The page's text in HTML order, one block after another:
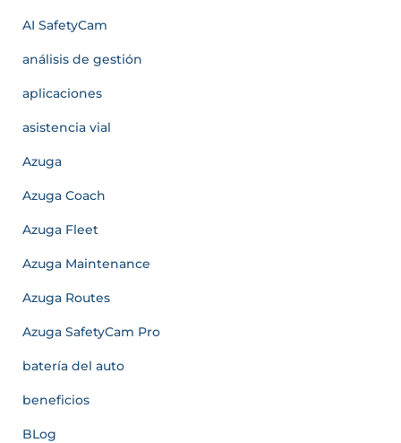
AI SafetyCam
análisis de gestión
aplicaciones
asistencia vial
Azuga
Azuga Coach
Azuga Fleet
Azuga Maintenance
Azuga Routes
Azuga SafetyCam Pro
batería del auto
beneficios
BLog